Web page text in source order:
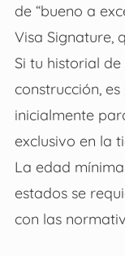
de “bueno a
Visa Signature,
Si tu historial
construcción,
inicialmente
exclusivo en la
La edad
estados se
con las